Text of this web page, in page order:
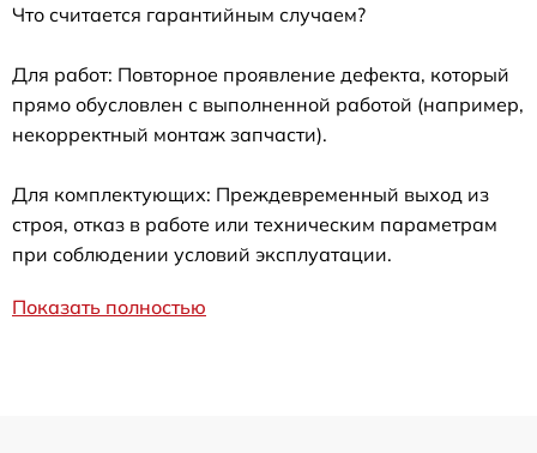
Что считается гарантийным случаем?
Для работ: Повторное проявление дефекта, который
прямо обусловлен с выполненной работой (например,
некорректный монтаж запчасти).
Для комплектующих: Преждевременный выход из
строя, отказ в работе или техническим параметрам
при соблюдении условий эксплуатации.
Показать полностью